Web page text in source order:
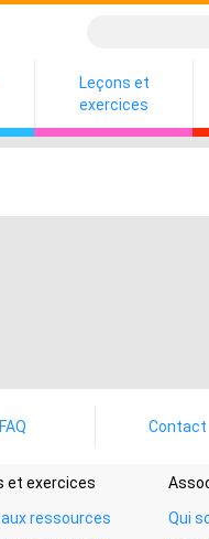
Leçons et
exercices
FAQ Contact
et exercices
ressources
Qui